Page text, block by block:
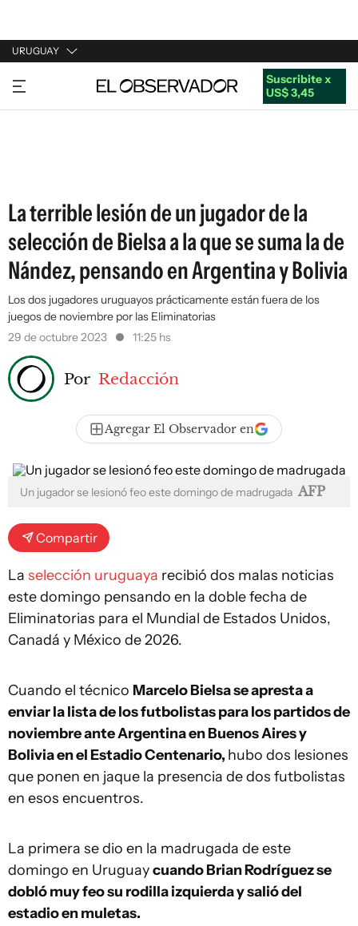
URUGUAY
URUGUAY
ARGENTINA
Suscribite x
US$ 3,45
La terrible lesión de un jugador de la
selección de Bielsa a la que se suma la de
Nández, pensando en Argentina y Bolivia
Los dos jugadores uruguayos prácticamente están fuera de los
juegos de noviembre por las Eliminatorias
29 de octubre 2023
11:25 hs
Por Redacción
Agregar El Observador en
Un jugador se lesionó feo este domingo de madrugada AFP
Compartir
La selección uruguaya recibió dos malas noticias
este domingo pensando en la doble fecha de
Eliminatorias para el Mundial de Estados Unidos,
Canadá y México de 2026.
Cuando el técnico Marcelo Bielsa se apresta a
enviar la lista de los futbolistas para los partidos de
noviembre ante Argentina en Buenos Aires y
Bolivia en el Estadio Centenario, hubo dos lesiones
que ponen en jaque la presencia de dos futbolistas
en esos encuentros.
La primera se dio en la madrugada de este
domingo en Uruguaycuando Brian Rodríguez se
dobló muy feo su rodilla izquierda y salió del
estadio en muletas.